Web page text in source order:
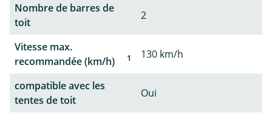
Nombre de barres de
toit
2
Vitesse max.
recommandée (km/h)
1 130 km/h
compatible avec les
tentes de toit
Oui